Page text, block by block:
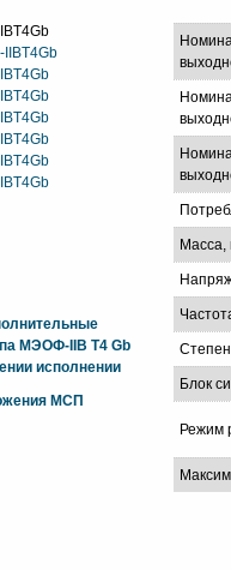
МЭОФ-IIB T4 Gb
исполнении
МСП
Масса,
Блок
Режим